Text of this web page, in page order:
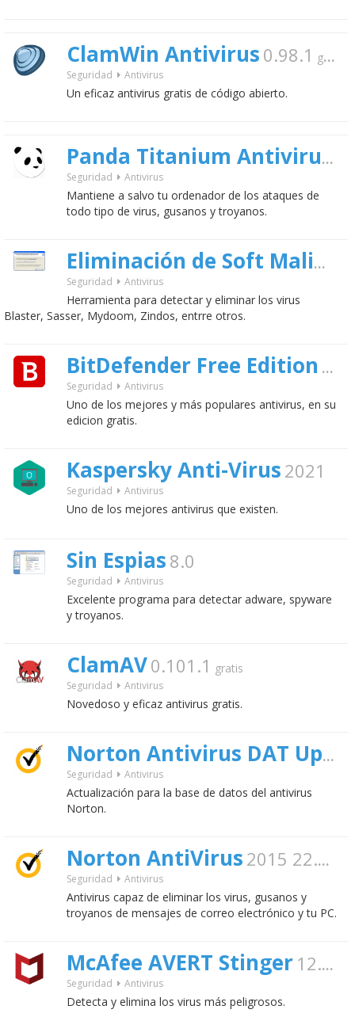
ClamWin Antivirus 0.98.1 gratis
Seguridad Antivirus
Un eficaz antivirus gratis de código abierto.
Panda Titanium Antivirus + Firewall
Seguridad Antivirus
Mantiene a salvo tu ordenador de los ataques de
todo tipo de virus, gusanos y troyanos.
Eliminación de Soft Malintencionado
Seguridad Antivirus
Herramienta para detectar y eliminar los virus
Blaster, Sasser, Mydoom, Zindos, entrre otros.
BitDefender Free Edition
Seguridad Antivirus
Uno de los mejores y más populares antivirus, en su
edicion gratis.
Kaspersky Anti-Virus 2021
Seguridad Antivirus
Uno de los mejores antivirus que existen.
Sin Espias 8.0
Seguridad Antivirus
Excelente programa para detectar adware, spyware
y troyanos.
ClamAV0.101.1 gratis
Seguridad Antivirus
Novedoso y eficaz antivirus gratis.
Norton Antivirus DAT Update
Seguridad Antivirus
Actualización para la base de datos del antivirus
Norton.
Norton AntiVirus 2015 22.0.0
Seguridad Antivirus
Antivirus capaz de eliminar los virus, gusanos y
troyanos de mensajes de correo electrónico y tu PC.
McAfee AVERT Stinger 12.2.0.281
Seguridad Antivirus
Detecta y elimina los virus más peligrosos.